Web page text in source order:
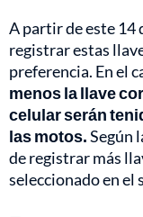
A partir de este 14
registrar estas
preferencia. En el
menos la llave
celular serán
las motos.Según
de registrar más
seleccionado en el